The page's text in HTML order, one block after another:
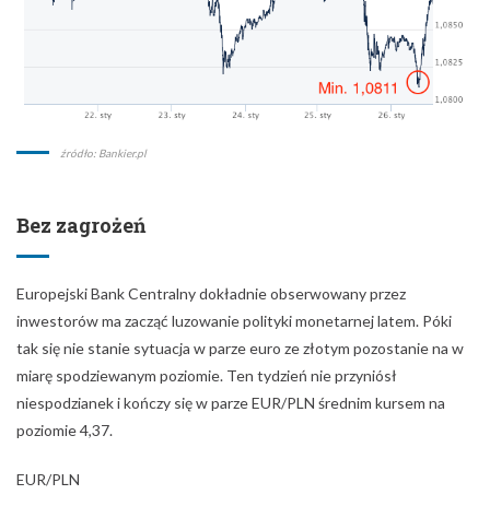
źródło: Bankier.pl
Bez zagrożeń
Europejski Bank Centralny dokładnie obserwowany przez
inwestorów ma zacząć luzowanie polityki monetarnej latem. Póki
tak się nie stanie sytuacja w parze euro ze złotym pozostanie na w
miarę spodziewanym poziomie. Ten tydzień nie przyniósł
niespodzianek i kończy się w parze EUR/PLN średnim kursem na
poziomie 4,37.
EUR/PLN